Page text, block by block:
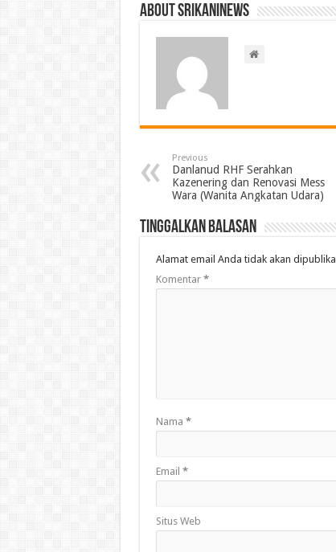
About srikaninews
Previous
Danlanud RHF Serahkan
Kazenering dan Renovasi Mess
Wara (Wanita Angkatan Udara)
Tinggalkan Balasan
Alamat email Anda tidak akan
Komentar *
Nama *
Email *
Situs Web